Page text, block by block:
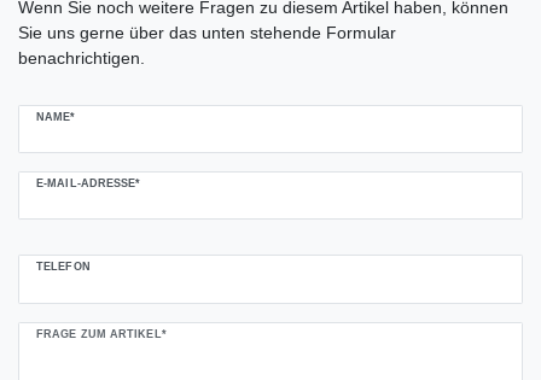
Wenn Sie noch weitere Fragen zu diesem Artikel haben, können
Sie uns gerne über das unten stehende Formular
benachrichtigen.
NAME*
E-MAIL-ADRESSE*
TELEFON
FRAGE ZUM ARTIKEL*